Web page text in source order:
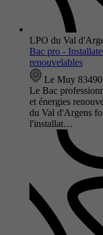
LPO du Val
Bac pro -
renouvelables
Le Muy 83490
Le Bac
et énergies
du Val d'Argens
l'installat…